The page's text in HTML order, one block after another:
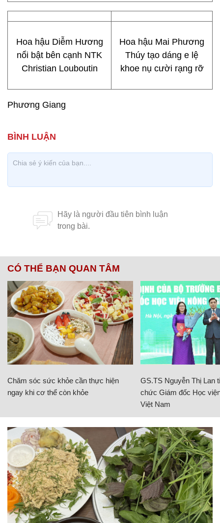
Hoa hậu Diễm Hương
nổi bật bên cạnh NTK
Christian Louboutin
Hoa hậu Mai Phương
Thúy tạo dáng e lệ
khoe nụ cười rạng rỡ
Phương Giang
CÓ THỂ BẠN QUAN TÂM
Chăm sóc sức khỏe cần thực hiện
ngay khi cơ thể còn khỏe
GS.TS Nguyễn Thị Lan
chức Giám đốc Học
Việt Nam